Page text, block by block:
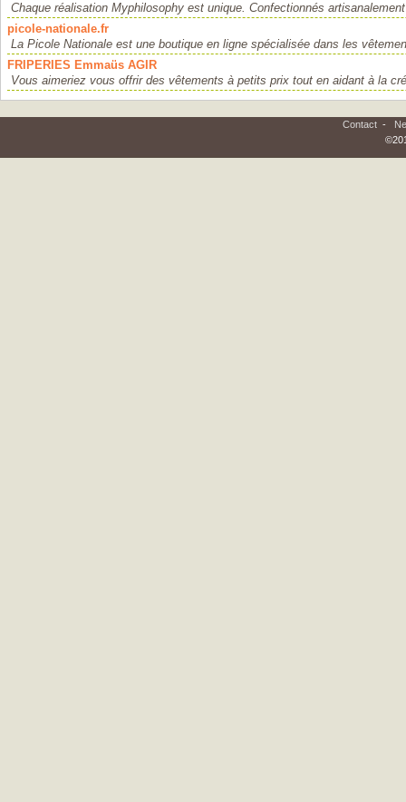
Chaque réalisation Myphilosophy est unique. Confectionnés
picole-nationale.fr
La Picole Nationale est une boutique en ligne spécialisée dans les
FRIPERIES Emmaüs AGIR
Vous aimeriez vous offrir des vêtements à petits prix tout en aidant à la
Contact-